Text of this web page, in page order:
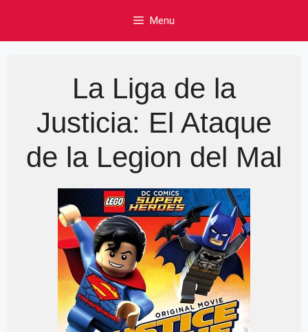
content
Menu
La Liga de la
Justicia: El Ataque
de la Legion del Mal